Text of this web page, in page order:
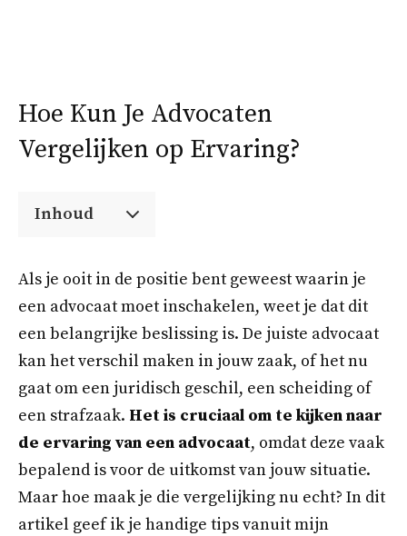
Hoe Kun Je Advocaten
Vergelijken op Ervaring?
Inhoud
Als je ooit in de positie bent geweest waarin je
een advocaat moet inschakelen, weet je dat dit
een belangrijke beslissing is. De juiste advocaat
kan het verschil maken in jouw zaak, of het nu
gaat om een juridisch geschil, een scheiding of
een strafzaak. Het is cruciaal om te kijken naar
de ervaring van een advocaat, omdat deze vaak
bepalend is voor de uitkomst van jouw situatie.
Maar hoe maak je die vergelijking nu echt? In dit
artikel geef ik je handige tips vanuit mijn